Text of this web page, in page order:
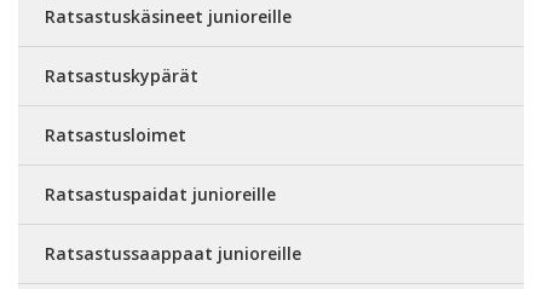
Ratsastuskäsineet junioreille
Ratsastuskypärät
Ratsastusloimet
Ratsastuspaidat junioreille
Ratsastussaappaat junioreille